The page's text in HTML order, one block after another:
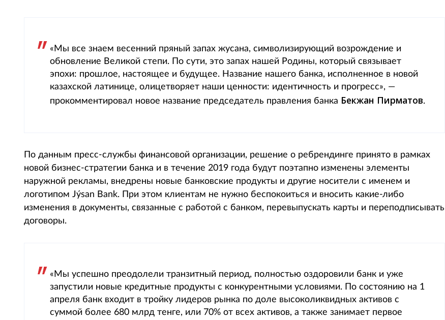
«Мы все знаем весенний пряный запах жусана, символизирующий возрождение и
обновление Великой степи. По сути, это запах нашей Родины, который связывает
эпохи: прошлое, настоящее и будущее. Название нашего банка, исполненное в новой
казахской латинице, олицетворяет наши ценности: идентичность и прогресс», —
прокомментировал новое название председатель правления банка Бекжан Пирматов.
По данным пресс-службы финансовой организации, решение о ребрендинге принято в рамках
новой бизнес-стратегии банка и в течение 2019 года будут поэтапно изменены элементы
наружной рекламы, внедрены новые банковские продукты и другие носители с именем и
логотипом Jýsan Bank. При этом клиентам не нужно беспокоиться и вносить какие-либо
изменения в документы, связанные с работой с банком, перевыпускать карты и переподписывать
договоры.
«Мы успешно преодолели транзитный период, полностью оздоровили банк и уже
запустили новые кредитные продукты с конкурентными условиями. По состоянию на 1
апреля банк входит в тройку лидеров рынка по доле высоколиквидных активов с
суммой более 680 млрд тенге, или 70% от всех активов, а также занимает первое